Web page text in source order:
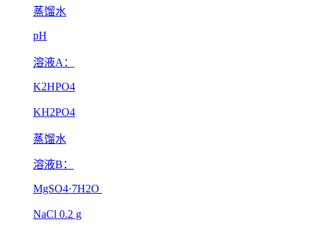
蒸馏水
pH
溶液A：
K2HPO4
KH2PO4
蒸馏水
溶液B：
MgSO4·7H2O
NaCl 0.2 g